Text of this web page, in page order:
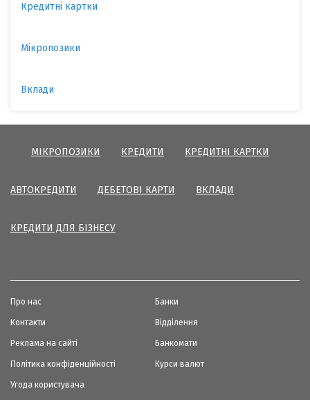
Кредитні картки
Мікропозики
Вклади
МІКРОПОЗИКИ КРЕДИТИ КРЕДИТНІ КАРТКИ
АВТОКРЕДИТИ ДЕБЕТОВІ КАРТИ ВКЛАДИ
КРЕДИТИ ДЛЯ БІЗНЕСУ
Про нас
Контакти
Реклама на сайті
Політика конфіденційності
Угода користувача
Банки
Відділення
Банкомати
Курси валют